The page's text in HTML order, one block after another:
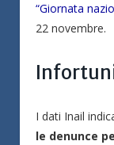
“Giornata
22 novembre.
I dati Inail
le denunce